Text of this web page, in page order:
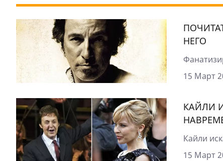
НЕГО
15 Март
КАЙЛИ
Кайли
15 Март